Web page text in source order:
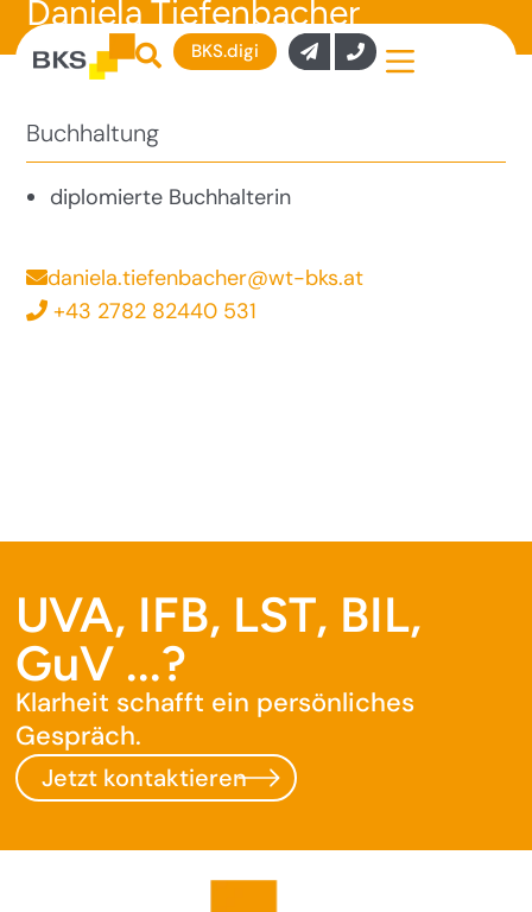
BKS.digi
Daniela Tiefenbacher
Buchhaltung
diplomierte Buchhalterin
daniela.tiefenbacher@wt-bks.at
+43 2782 82440 531
UVA, IFB, LST, BIL,
GuV ...?
Klarheit schafft ein persönliches
Gespräch.
Jetzt kontaktieren